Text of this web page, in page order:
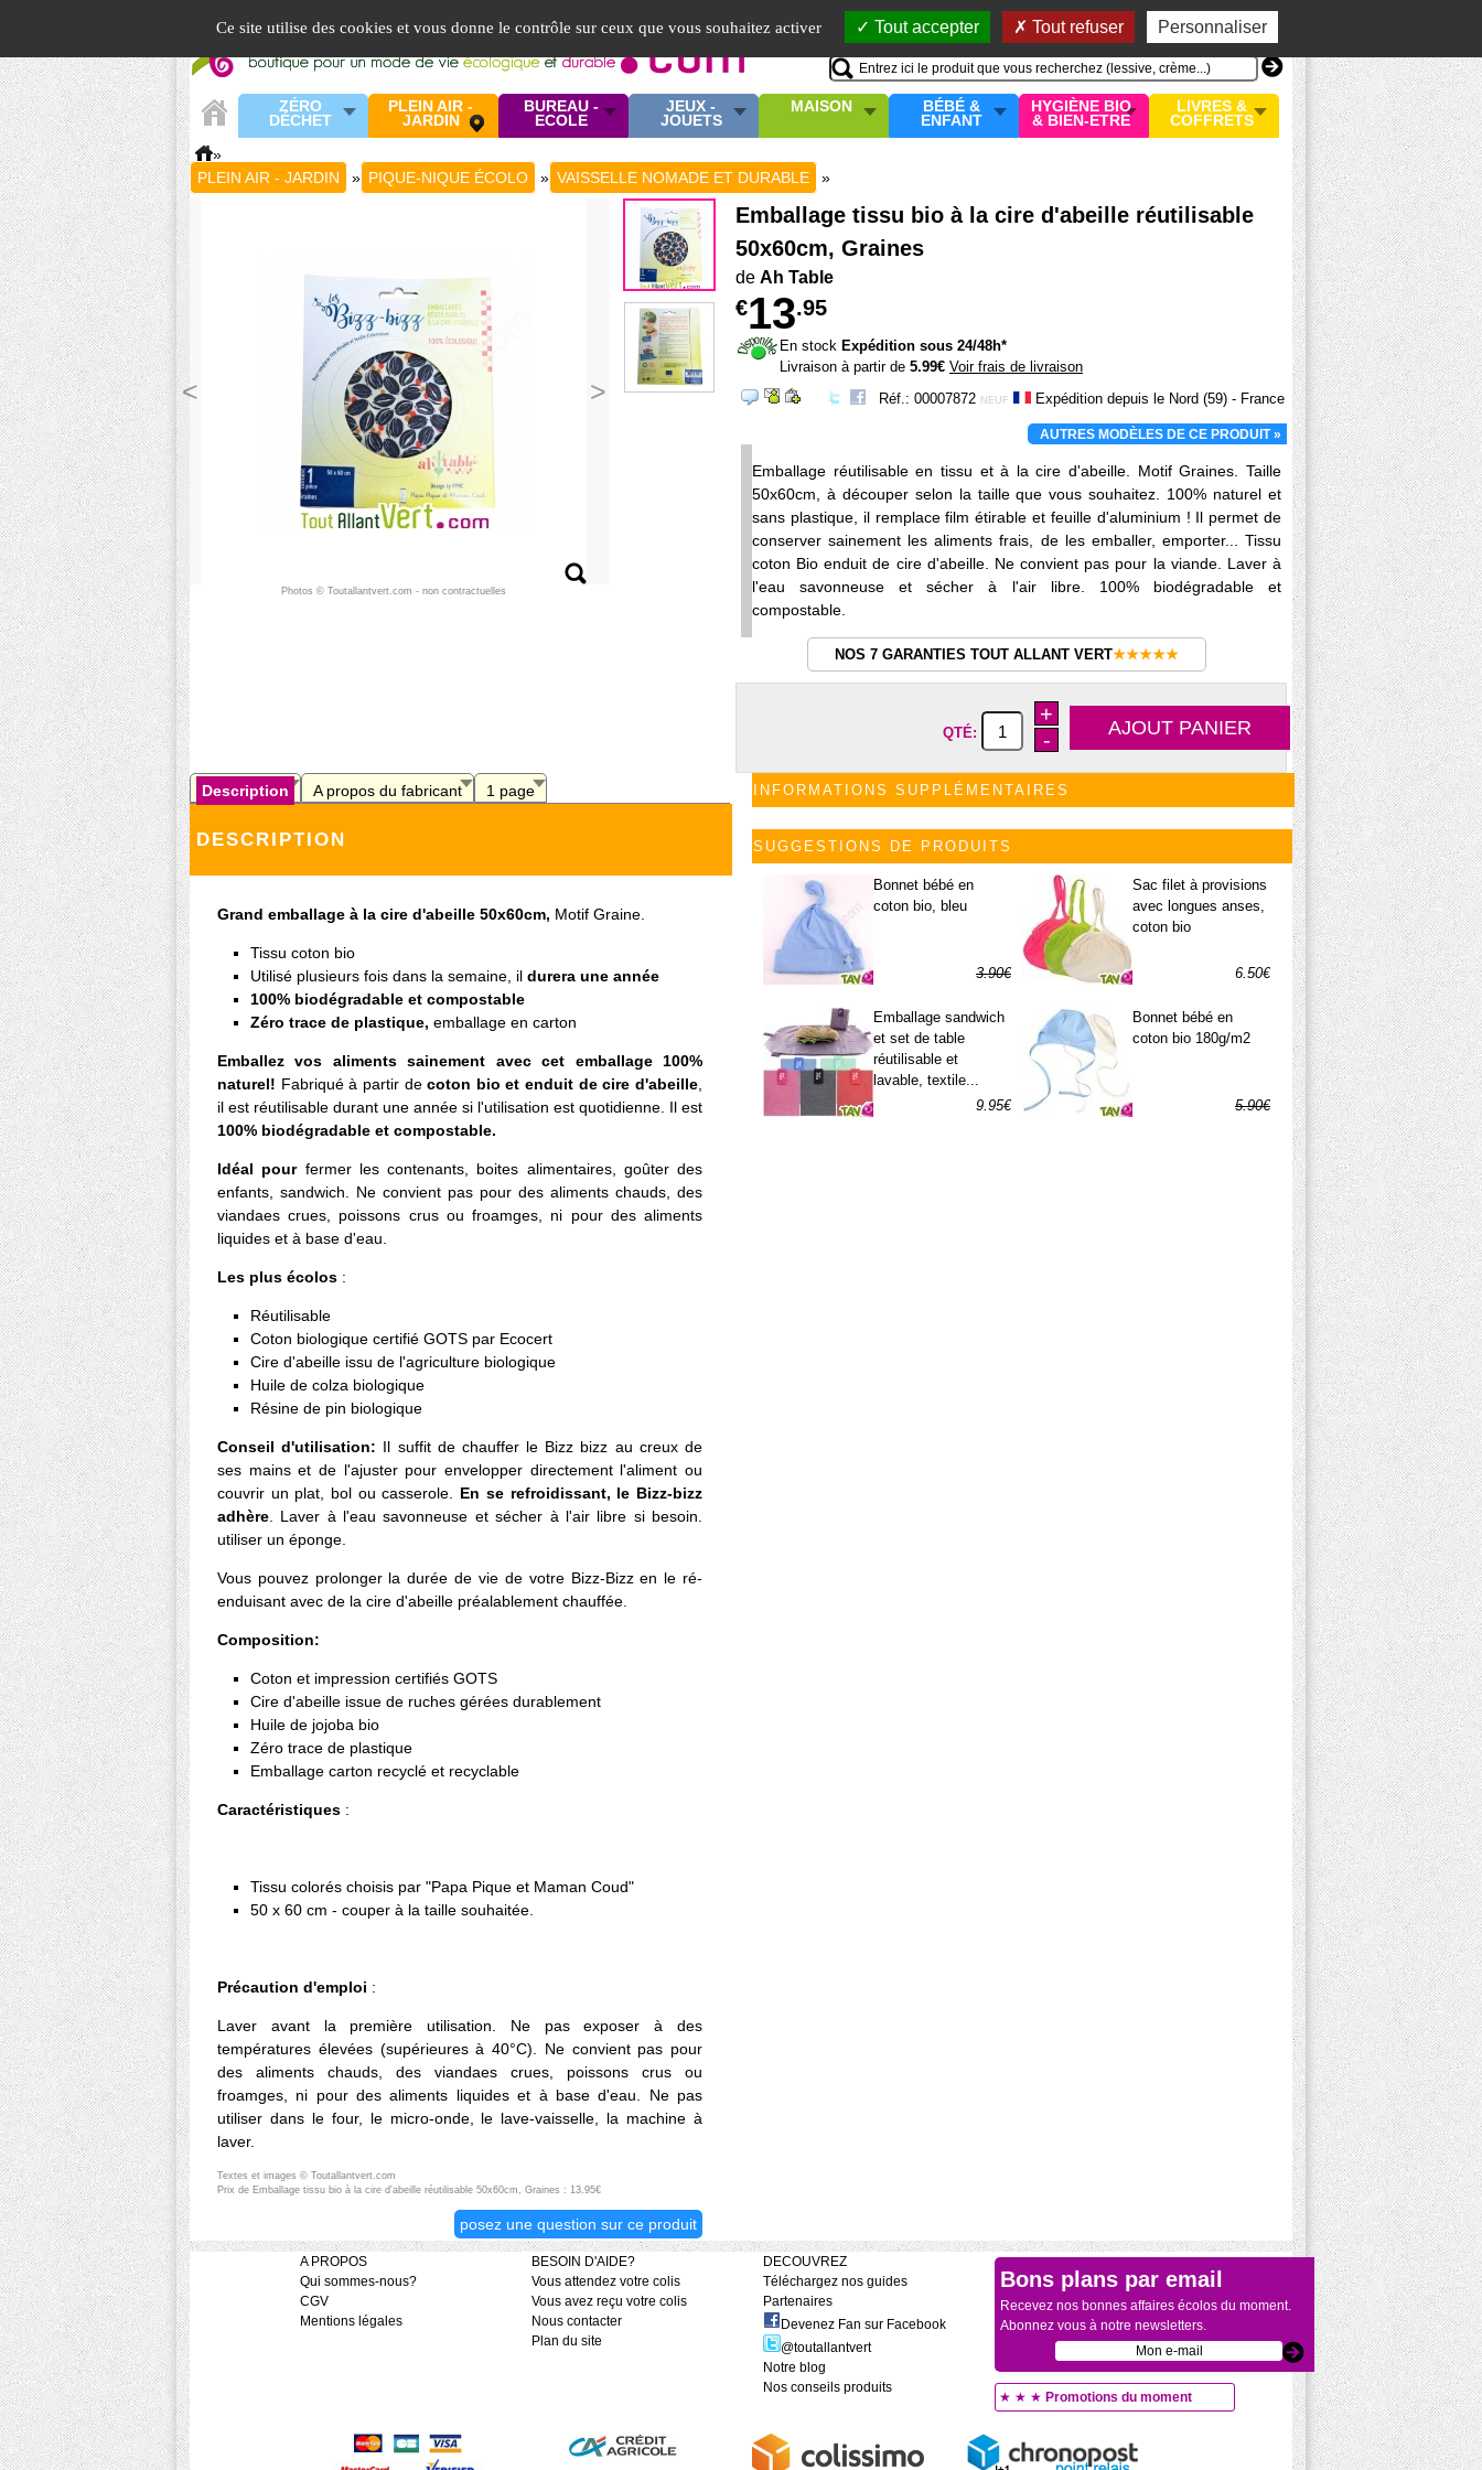
Ce site utilise des cookies et vous donne le contrôle sur ceux que vous souhaitez activer Tout accepter Tout refuser Personnaliser
Mon compte
MON PANIER
0 article
ZÉRO
DÉCHET
PLEIN AIR -
JARDIN
BUREAU -
ECOLE
JEUX -
JOUETS
MAISON
BÉBÉ &
ENFANT
HYGIÈNE BIO
& BIEN-ETRE
LIVRES &
COFFRETS
»
PLEIN AIR - JARDIN
» PIQUE-NIQUE ÉCOLO » VAISSELLE NOMADE ET DURABLE »
>
<
Photos © Toutallantvert.com - non contractuelles
Emballage tissu bio à la cire d'abeille réutilisable
50x60cm, Graines
de Ah Table
€13.95
En stock Expédition sous 24/48h*
Livraison à partir de 5.99€ Voir frais de livraison
Réf.: 00007872 NEUF Expédition depuis le Nord (59) - France
AUTRES MODÈLES DE CE PRODUIT »
Emballage réutilisable en tissu et à la cire d'abeille. Motif Graines. Taille
50x60cm, à découper selon la taille que vous souhaitez. 100% naturel et
sans plastique, il remplace film étirable et feuille d'aluminium ! Il permet de
conserver sainement les aliments frais, de les emballer, emporter... Tissu
coton Bio enduit de cire d'abeille. Ne convient pas pour la viande. Laver à
l'eau savonneuse et sécher à l'air libre. 100% biodégradable et
compostable.
NOS 7 GARANTIES TOUT ALLANT VERT★★★★★
QTÉ:
+
-
INFORMATIONS SUPPLÉMENTAIRES
SUGGESTIONS DE PRODUITS
Bonnet bébé en
coton bio, bleu
3.90€
Sac filet à provisions
avec longues anses,
coton bio
6.50€
Emballage sandwich
et set de table
réutilisable et
lavable, textile...
9.95€
Bonnet bébé en
coton bio 180g/m2
5.90€
Description A propos du fabricant 1 page
DESCRIPTION
Grand emballage à la cire d'abeille 50x60cm, Motif Graine.
Tissu coton bio
Utilisé plusieurs fois dans la semaine, il durera une année
100% biodégradable et compostable
Zéro trace de plastique, emballage en carton
Emballez vos aliments sainement avec cet emballage 100%
naturel! Fabriqué à partir decoton bio et enduit de cire d'abeille,
il est réutilisable durant une année si l'utilisation est quotidienne. Il est
100% biodégradable et compostable.
Idéal pourfermer les contenants, boites alimentaires, goûter des
enfants, sandwich. Ne convient pas pour des aliments chauds, des
viandaes crues, poissons crus ou froamges, ni pour des aliments
liquides et à base d'eau.
Les plus écolos :
Réutilisable
Coton biologique certifié GOTS par Ecocert
Cire d'abeille issu de l'agriculture biologique
Huile de colza biologique
Résine de pin biologique
Conseil d'utilisation: Il suffit de chauffer le Bizz bizz au creux de
ses mains et de l'ajuster pour envelopper directement l'aliment ou
couvrir un plat, bol ou casserole. En se refroidissant, le Bizz-bizz
adhère. Laver à l'eau savonneuse et sécher à l'air libre si besoin.
utiliser un éponge.
Vous pouvez prolonger la durée de vie de votre Bizz-Bizz en le ré-
enduisant avec de la cire d'abeille préalablement chauffée.
Composition:
Coton et impression certifiés GOTS
Cire d'abeille issue de ruches gérées durablement
Huile de jojoba bio
Zéro trace de plastique
Emballage carton recyclé et recyclable
Caractéristiques :
Tissu colorés choisis par "Papa Pique et Maman Coud"
50 x 60 cm - couper à la taille souhaitée.
Précaution d'emploi :
Laver avant la première utilisation. Ne pas exposer à des
températures élevées (supérieures à 40°C). Ne convient pas pour
des aliments chauds, des viandaes crues, poissons crus ou
froamges, ni pour des aliments liquides et à base d'eau. Ne pas
utiliser dans le four, le micro-onde, le lave-vaisselle, la machine à
laver.
Textes et images © Toutallantvert.com
Prix de Emballage tissu bio à la cire d'abeille réutilisable 50x60cm, Graines : 13.95€
posez une question sur ce produit
A PROPOS
Qui sommes-nous?
CGV
Mentions légales
BESOIN D'AIDE?
Vous attendez votre colis
Vous avez reçu votre colis
Nous contacter
Plan du site
DECOUVREZ
Téléchargez nos guides
Partenaires
Devenez Fan sur Facebook
@toutallantvert
Notre blog
Nos conseils produits
Bons plans par email
Recevez nos bonnes affaires écolos du moment.
Abonnez vous à notre newsletters.
★ ★ ★ Promotions du moment